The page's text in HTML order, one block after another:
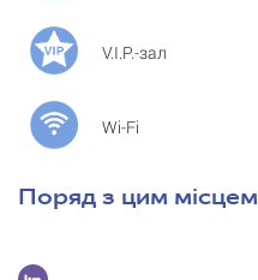
V.I.P.-зал
Wi-Fi
Поряд з цим місцем